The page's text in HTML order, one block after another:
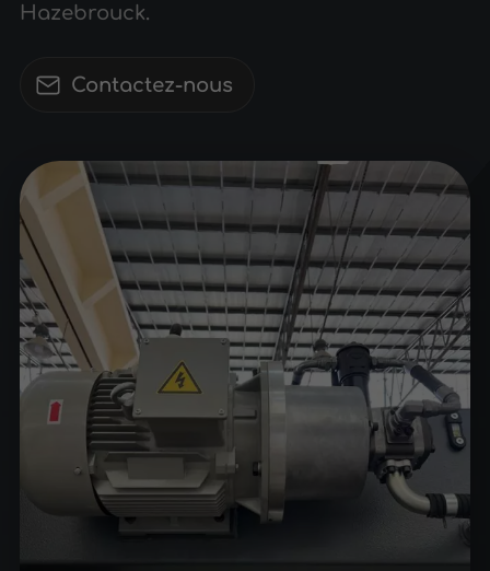
Hazebrouck.
Contactez-nous